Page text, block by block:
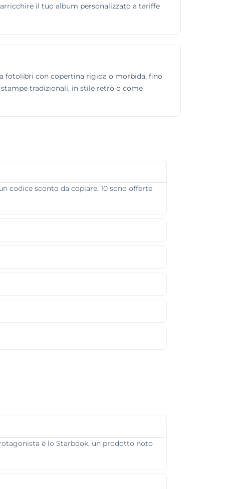
il tuo album personalizzato a tariffe
fotolibri con copertina rigida o morbida, fino
tradizionali, in stile retrò o come
codice sconto da copiare, 10 sono offerte
è lo Starbook, un prodotto noto